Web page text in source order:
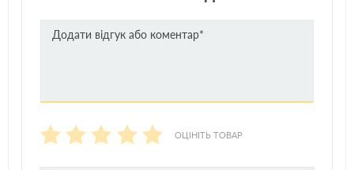
ОЦІНІТЬ ТОВАР